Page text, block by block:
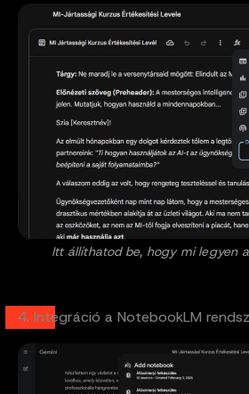
Itt állíthatod be, hogy mi legyen
4. Integráció a NotebookLM